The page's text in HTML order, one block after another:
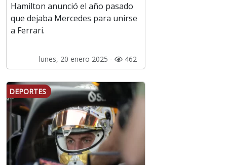
Hamilton anunció el año pasado
que dejaba Mercedes para unirse
a Ferrari.
lunes, 20 enero 2025 - 462
DEPORTES